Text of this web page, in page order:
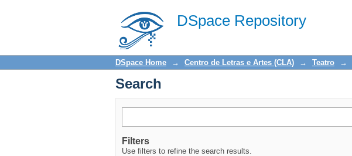
DSpace Repository
Search
DSpace Home → Centro de Letras e Artes (CLA) → Teatro →
Search
Filters
Use filters to refine the search results.